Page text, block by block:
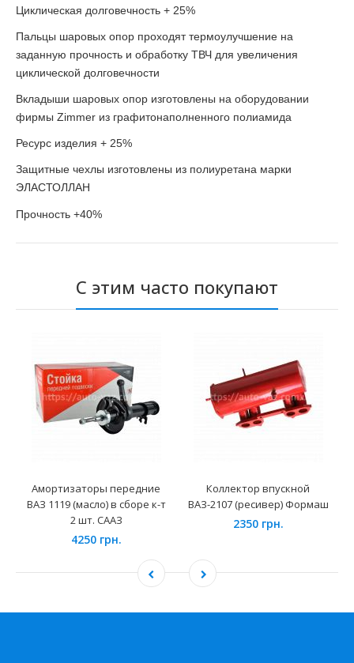
Циклическая долговечность + 25%
Пальцы шаровых опор проходят термоулучшение на
заданную прочность и обработку ТВЧ для увеличения
циклической долговечности
Вкладыши шаровых опор изготовлены на оборудовании
фирмы Zimmer из графитонаполненного полиамида
Ресурс изделия + 25%
Защитные чехлы изготовлены из полиуретана марки
ЭЛАСТОЛЛАН
Прочность +40%
С этим часто покупают
Амортизаторы передние
ВАЗ 1119 (масло) в сборе к-т
2 шт. СААЗ
4250 грн.
Коллектор впускной
ВАЗ-2107 (ресивер) Формаш
2350 грн.